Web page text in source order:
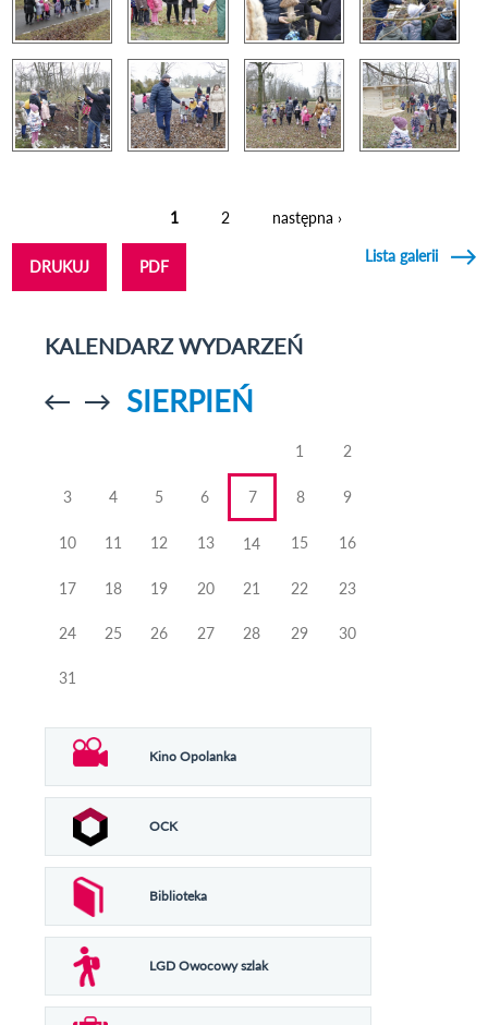
Strony
1 2 następna ›
DRUKUJ PDF
Lista galerii
KALENDARZ WYDARZEŃ
Przejdź doPrzejdź do
SIERPIEŃ
1 2
3 4 5 6 7 8 9
10 11 12 13 14 15 16
17 18 19 20 21 22 23
24 25 26 27 28 29 30
31
Kino Opolanka
OCK
Biblioteka
LGD Owocowy szlak